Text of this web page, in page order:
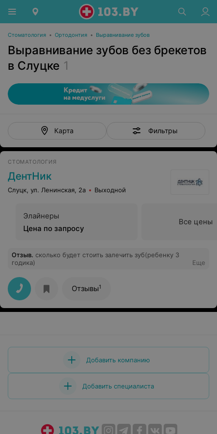
Стоматология • Ортодонтия • Выравнивание зубов
Выравнивание зубов без брекетов
в Слуцке 1
Карта Фильтры
СТОМАТОЛОГИЯ
ДентНик
Слуцк, ул. Ленинская, 2а Выходной
Элайнеры
Цена по запросу
Все цены
Отзыв. сколько будет стоить залечить зуб(ребенку 3
годика)
Еще
Отзывы1
Добавить компанию
Добавить специалиста